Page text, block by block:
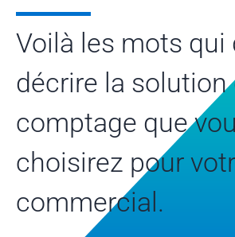
Voilà les mots qui
décrire la solution
comptage que
choisirez pour
commercial.